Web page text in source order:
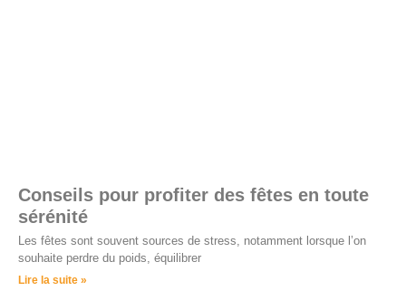
Conseils pour profiter des fêtes en toute
sérénité
Les fêtes sont souvent sources de stress, notamment lorsque l’on
souhaite perdre du poids, équilibrer
Lire la suite »